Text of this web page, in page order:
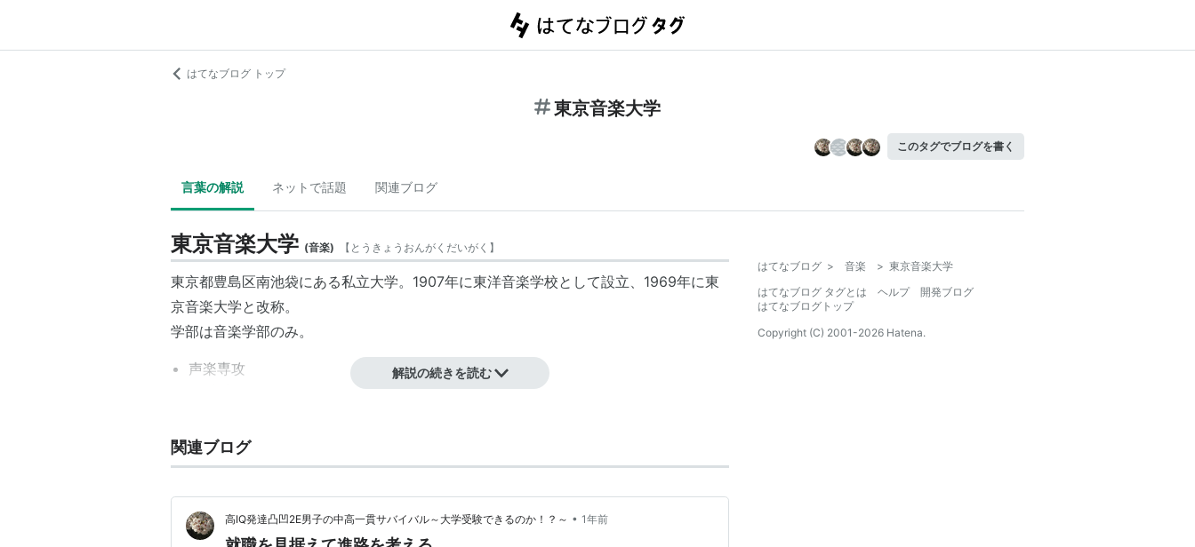
はてなブログ トップ
東京音楽大学
このタグでブログを書く
言葉の解説 ネットで話題 関連ブログ
東京音楽大学 (音楽) 【 とうきょうおんがくだいがく 】
東京都豊島区南池袋にある私立大学。1907年に東洋音楽学校として設立、1969年に東
京音楽大学と改称。
学部は音楽学部のみ。
声楽専攻
器楽専攻
ピアノ
オルガン・チェンバロ
弦楽器
解説の続きを読む
関連ブログ
高IQ発達凸凹2E男子の中高一貫サバイバル～大学受験できるのか！？～ • 1年前
はてなブログ > 音楽 > 東京音楽大学
はてなブログ タグとは
ヘルプ
開発ブログ
はてなブログトップ
Copyright (C) 2001-2026 Hatena.